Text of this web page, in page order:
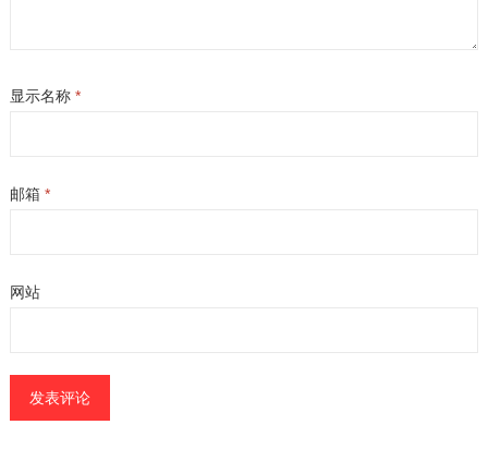
显示名称 *
邮箱 *
网站